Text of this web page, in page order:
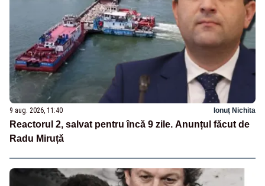
9 aug. 2026, 11:40 Ionuț Nichita
Reactorul 2, salvat pentru încă 9 zile. Anunțul făcut de
Radu Miruță